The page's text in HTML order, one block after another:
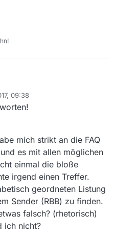
Expedition” 25 Einträge in der
09:38
mich strikt an die FAQ
es mit allen möglichen
einmal die bloße
irgend einen Treffer.
geordneten Listung
Sender (RBB) zu finden.
falsch? (rhetorisch)
ich nicht?